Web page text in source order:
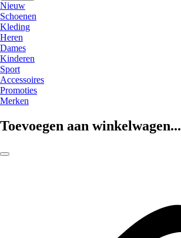
Nieuw
Schoenen
Kleding
Heren
Dames
Kinderen
Sport
Accessoires
Promoties
Merken
Toevoegen aan winkelwagen...